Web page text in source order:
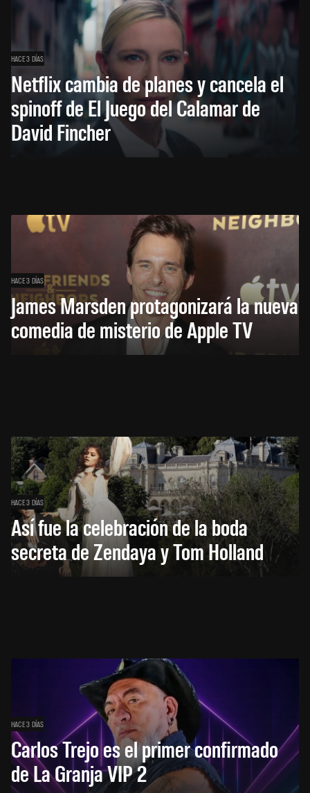
HACE 3 DÍAS
Netflix cambia de planes y cancela el
spinoff de El Juego del Calamar de
David Fincher
HACE 3 DÍAS
James Marsden protagonizará la nueva
comedia de misterio de Apple TV
HACE 3 DÍAS
Así fue la celebración de la boda
secreta de Zendaya y Tom Holland
HACE 3 DÍAS
Carlos Trejo es el primer confirmado
de La Granja VIP 2